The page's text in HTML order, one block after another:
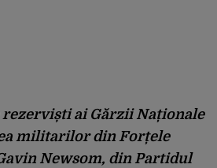
ai Gărzii Naționale
militarilor din Forțele
Newsom, din Partidul